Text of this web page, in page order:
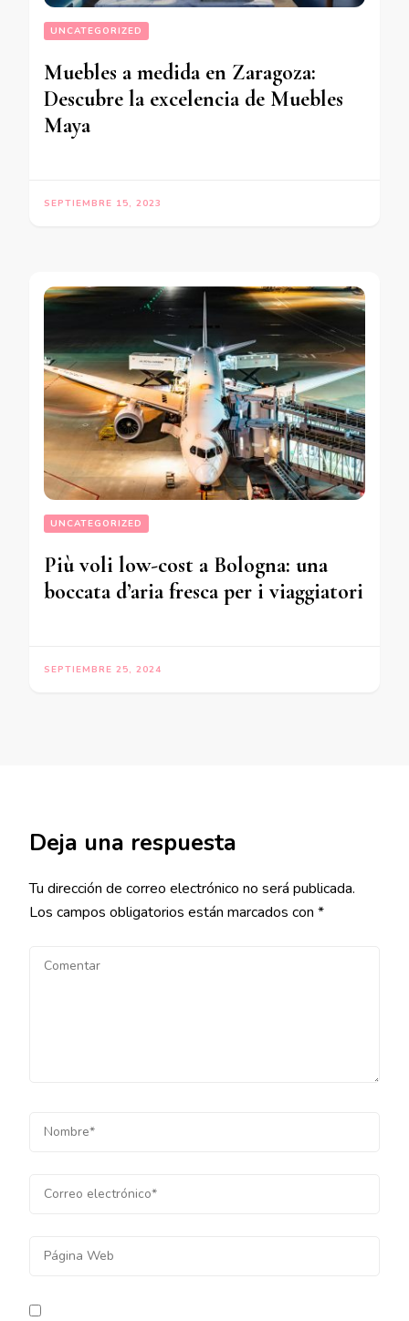
UNCATEGORIZED
Muebles a medida en Zaragoza:
Descubre la excelencia de Muebles
Maya
SEPTIEMBRE 15, 2023
UNCATEGORIZED
Più voli low-cost a Bologna: una
boccata d’aria fresca per i viaggiatori
SEPTIEMBRE 25, 2024
Deja una respuesta
Tu dirección de correo electrónico no será publicada.
Los campos obligatorios están marcados con *